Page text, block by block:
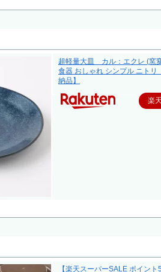
超軽量大皿 カル：エクレ (窯
食器 おしゃれ シンプル ニトリ
納品】
楽
【楽天スーパーSALE ポイント